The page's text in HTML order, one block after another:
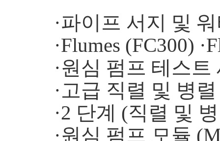
·파이프 서지 및
·Flumes (FC300)
·원심 펌프 테스트
·고급 직렬 및 병
·2 단계 (직렬 및
·원심 펌프 모듈